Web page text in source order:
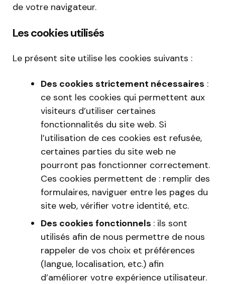
de votre navigateur.
Les cookies utilisés
Le présent site utilise les cookies suivants :
Des cookies strictement nécessaires :
ce sont les cookies qui permettent aux
visiteurs d’utiliser certaines
fonctionnalités du site web. Si
l’utilisation de ces cookies est refusée,
certaines parties du site web ne
pourront pas fonctionner correctement.
Ces cookies permettent de : remplir des
formulaires, naviguer entre les pages du
site web, vérifier votre identité, etc.
Des cookies fonctionnels : ils sont
utilisés afin de nous permettre de nous
rappeler de vos choix et préférences
(langue, localisation, etc.) afin
d’améliorer votre expérience utilisateur.